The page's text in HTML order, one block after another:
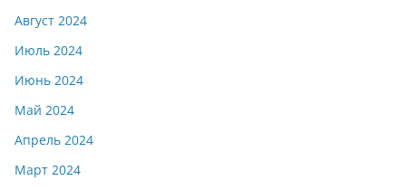
Август 2024
Июль 2024
Июнь 2024
Май 2024
Апрель 2024
Март 2024